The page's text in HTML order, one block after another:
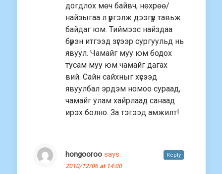
догдлох мөч байвч, нөхрөө/
найзыгаа л үргэлж дээгүүр тавьж
байдаг юм. Тиймээс найздаа
бүрэн итгээд зүгээр сургуульд нь
явуул. Чамайг муу юм бодох
тусам муу юм чамайг дагах
вий. Сайн сайхныг хүсээд
явуулбал эрдэм номоо сураад,
чамайг улам хайрлаад санаад
ирэх болно. За тэгээд амжилт!
hongooroo says:
2010/12/06 at 14:00
Reply